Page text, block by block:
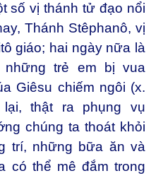
số vị thánh tử đạo nổi
Thánh Stêphanô, vị
giáo; hai ngày nữa là
những trẻ em bị vua
Giêsu chiếm ngôi (x.
thật ra phụng vụ
chúng ta thoát khỏi
trí, những bữa ăn và
có thể mê đắm trong